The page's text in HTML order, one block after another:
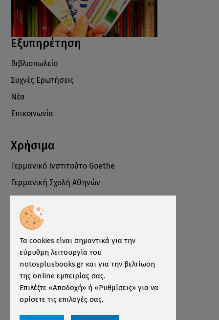
Εξυπηρέτηση
Βιβλιοπωλείο
Συχνές Ερωτήσεις
Νέα
Επικοινωνία
Χρήσιμα
Γερμανικό Ινστιτούτο Goethe
Γερμανική Σχολή Αθηνών
Επιμελητήριο
Ινστιτούτο ÖSD Ελλάδας
Πληροφορίες
Τρόποι Παραγγελίας
Τρόποι Πληρωμής
Τρόποι Αποστολής
Τα cookies είναι σημαντικά για την
εύρυθμη λειτουργία του
notosplusbooks.gr και για την βελτίωση
της online εμπειρίας σας.
Επιλέξτε «Αποδοχή» ή «Ρυθμίσεις» για να
ορίσετε τις επιλογές σας.